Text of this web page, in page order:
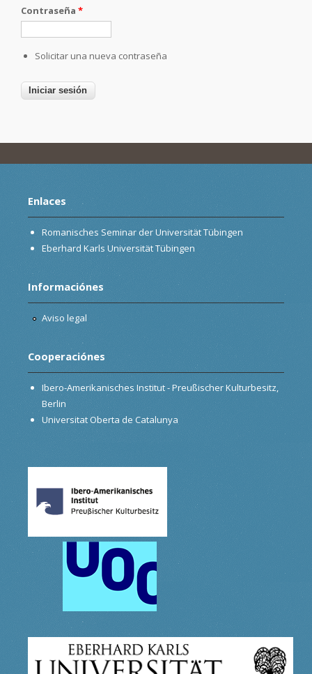
Contraseña *
Solicitar una nueva contraseña
Enlaces
Romanisches Seminar der Universität Tübingen
Eberhard Karls Universität Tübingen
Informaciónes
Aviso legal
Cooperaciónes
Ibero-Amerikanisches Institut - Preußischer Kulturbesitz,
Berlin
Universitat Oberta de Catalunya